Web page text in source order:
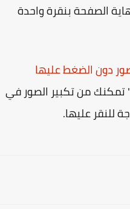
الصفحة بنقرة واحدة
دون الضغط عليها
من تكبير الصور في
عليها.